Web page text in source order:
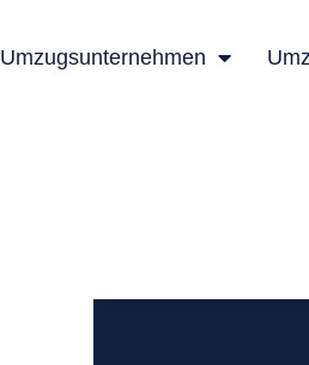
Umzugsunternehmen